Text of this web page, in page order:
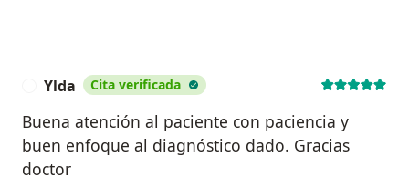
Ylda Cita verificada
Buena atención al paciente con paciencia y
buen enfoque al diagnóstico dado. Gracias
doctor